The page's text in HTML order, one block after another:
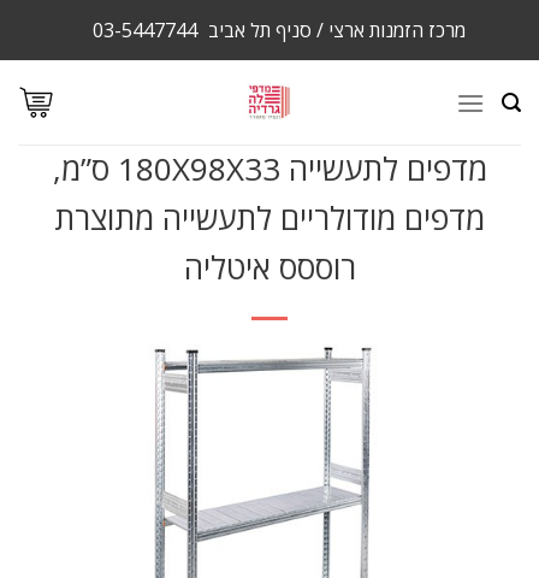
מרכז הזמנות ארצי / סניף תל אביב 03-5447744
מדפים לתעשייה 180X98X33 ס”מ,
מדפים מודולריים לתעשייה מתוצרת
רוססס איטליה